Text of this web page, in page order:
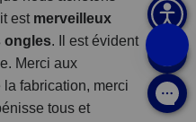
est merveilleux
ongles. Il est évident
Merci aux
fabrication, merci
tous et